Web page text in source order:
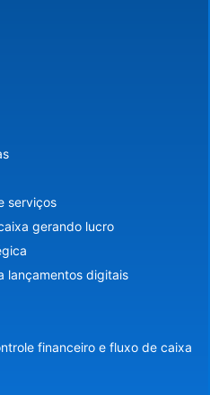
serviços
gerando lucro
lançamentos digitais
financeiro e fluxo de caixa